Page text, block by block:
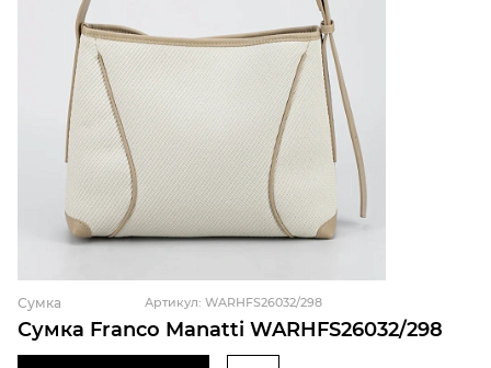
Сумка Franco Manatti WARHFS26032/298
Сумка Артикул: WARHFS26032/298